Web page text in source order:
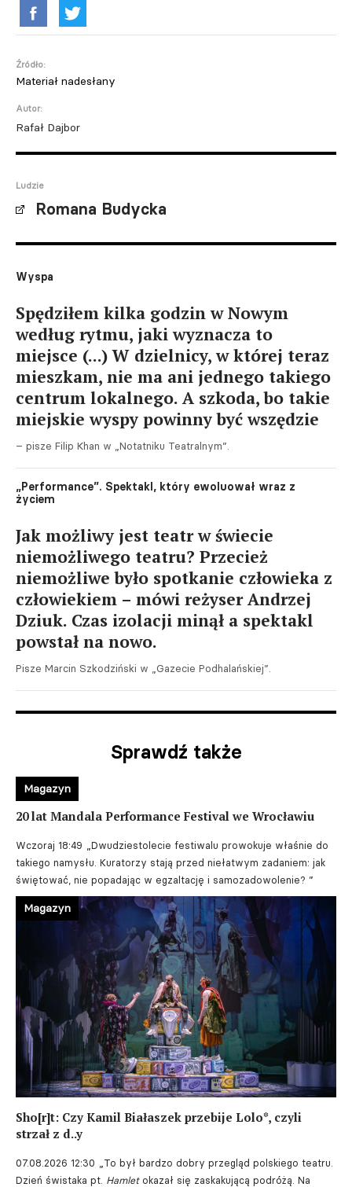
Źródło:
Materiał nadesłany
Autor:
Rafał Dajbor
Ludzie
Romana Budycka
Wyspa
Spędziłem kilka godzin w Nowym
według rytmu, jaki wyznacza to
miejsce (...) W dzielnicy, w której teraz
mieszkam, nie ma ani jednego takiego
centrum lokalnego. A szkoda, bo takie
miejskie wyspy powinny być wszędzie
– pisze Filip Khan w „Notatniku Teatralnym”.
„Performance”. Spektakl, który ewoluował wraz z
życiem
Jak możliwy jest teatr w świecie
niemożliwego teatru? Przecież
niemożliwe było spotkanie człowieka z
człowiekiem – mówi reżyser Andrzej
Dziuk. Czas izolacji minął a spektakl
powstał na nowo.
Pisze Marcin Szkodziński w „Gazecie Podhalańskiej”.
Sprawdź także
20 lat Mandala Performance Festival we Wrocławiu
Wczoraj 18:49 „Dwudziestolecie festiwalu prowokuje właśnie do
takiego namysłu. Kuratorzy stają przed niełatwym zadaniem: jak
świętować, nie popadając w egzaltację i samozadowolenie? ”
Magazyn
Sho[r]t: Czy Kamil Białaszek przebije Lolo*, czyli
strzał z d..y
07.08.2026 12:30
„To był bardzo dobry przegląd polskiego teatru.
Dzień świstaka pt. Hamletokazał się zaskakującą podróżą. Na
Magazyn